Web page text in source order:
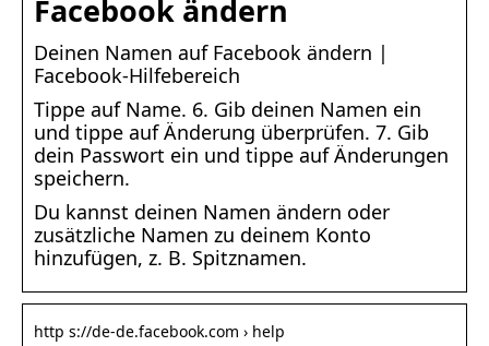
Facebook ändern
Deinen Namen auf Facebook ändern |
Facebook-Hilfebereich
Tippe auf Name. 6. Gib deinen Namen ein
und tippe auf Änderung überprüfen. 7. Gib
dein Passwort ein und tippe auf Änderungen
speichern.
Du kannst deinen Namen ändern oder
zusätzliche Namen zu deinem Konto
hinzufügen, z. B. Spitznamen.
http s://de-de.facebook.com › help